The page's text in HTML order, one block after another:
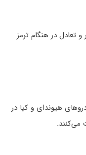
و تعادل در هنگام ترمز
هیوندای و کیا در